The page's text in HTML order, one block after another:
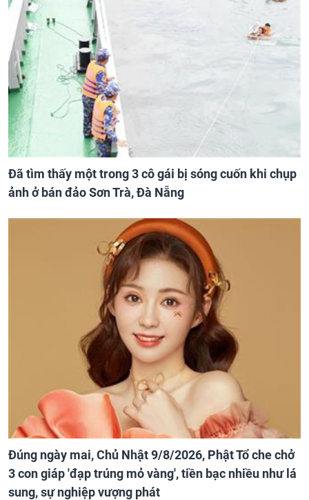
Đã tìm thấy một trong 3 cô gái bị sóng cuốn khi chụp
ảnh ở bán đảo Sơn Trà, Đà Nẵng
Đúng ngày mai, Chủ Nhật 9/8/2026, Phật Tổ che chở
3 con giáp 'đạp trúng mỏ vàng', tiền bạc nhiều như lá
sung, sự nghiệp vượng phát